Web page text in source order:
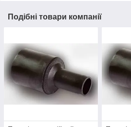
Подібні товари компанії